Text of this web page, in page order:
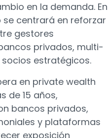
en la demanda. En
se centrará en reforzar
gestores
privados, multi-
estratégicos.
en private wealth
de 15 años,
bancos privados,
y plataformas
exposición